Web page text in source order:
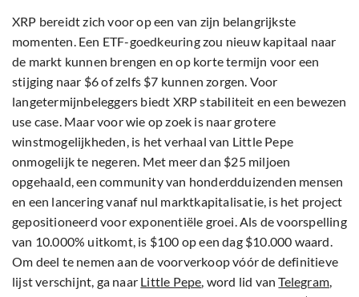
XRP bereidt zich voor op een van zijn belangrijkste
momenten. Een ETF-goedkeuring zou nieuw kapitaal naar
de markt kunnen brengen en op korte termijn voor een
stijging naar $6 of zelfs $7 kunnen zorgen. Voor
langetermijnbeleggers biedt XRP stabiliteit en een bewezen
use case. Maar voor wie op zoek is naar grotere
winstmogelijkheden, is het verhaal van Little Pepe
onmogelijk te negeren. Met meer dan $25 miljoen
opgehaald, een community van honderdduizenden mensen
en een lancering vanaf nul marktkapitalisatie, is het project
gepositioneerd voor exponentiële groei. Als de voorspelling
van 10.000% uitkomt, is $100 op een dag $10.000 waard.
Om deel te nemen aan de voorverkoop vóór de definitieve
lijst verschijnt, ga naar Little Pepe , word lid vanTelegram